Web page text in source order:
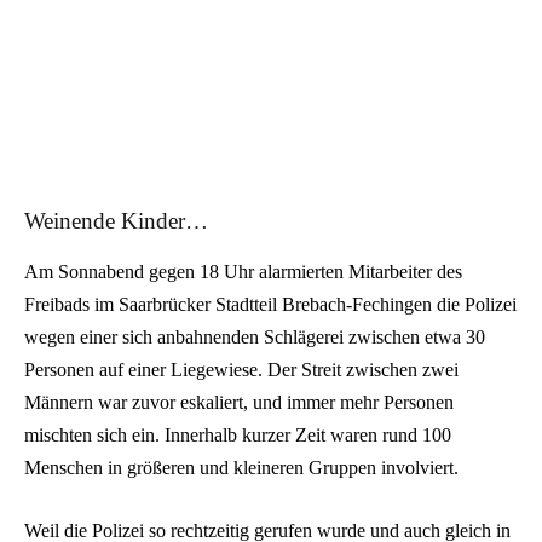
Weinende Kinder…
Am Sonnabend gegen 18 Uhr alarmierten Mitarbeiter des
Freibads im Saarbrücker Stadtteil Brebach-Fechingen die Polizei
wegen einer sich anbahnenden Schlägerei zwischen etwa 30
Personen auf einer Liegewiese. Der Streit zwischen zwei
Männern war zuvor eskaliert, und immer mehr Personen
mischten sich ein. Innerhalb kurzer Zeit waren rund 100
Menschen in größeren und kleineren Gruppen involviert.
Weil die Polizei so rechtzeitig gerufen wurde und auch gleich in